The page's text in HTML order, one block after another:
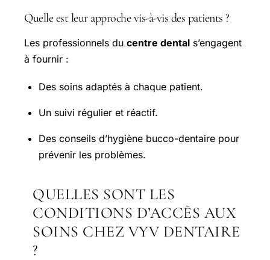
Quelle est leur approche vis-à-vis des patients ?
Les professionnels du centre dental s’engagent
à fournir :
Des soins adaptés à chaque patient.
Un suivi régulier et réactif.
Des conseils d’hygiène bucco-dentaire pour
prévenir les problèmes.
QUELLES SONT LES
CONDITIONS D’ACCÈS AUX
SOINS CHEZ VYV DENTAIRE
?